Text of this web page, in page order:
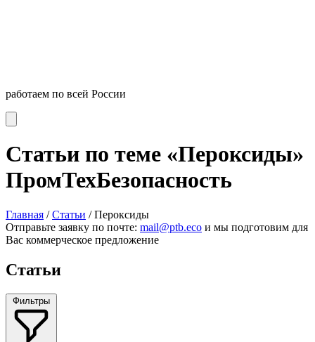
работаем по всей России
Статьи по теме «Пероксиды»
ПромТехБезопасность
Главная /Статьи /Пероксиды
Отправьте заявку по почте: mail@ptb.eco и мы подготовим для
Вас коммерческое предложение
Статьи
Фильтры